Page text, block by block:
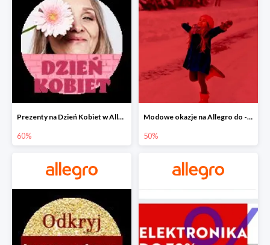
Prezenty na Dzień Kobiet w Allegro do -60%
60%
Modowe okazje na Allegro do -50%
50%